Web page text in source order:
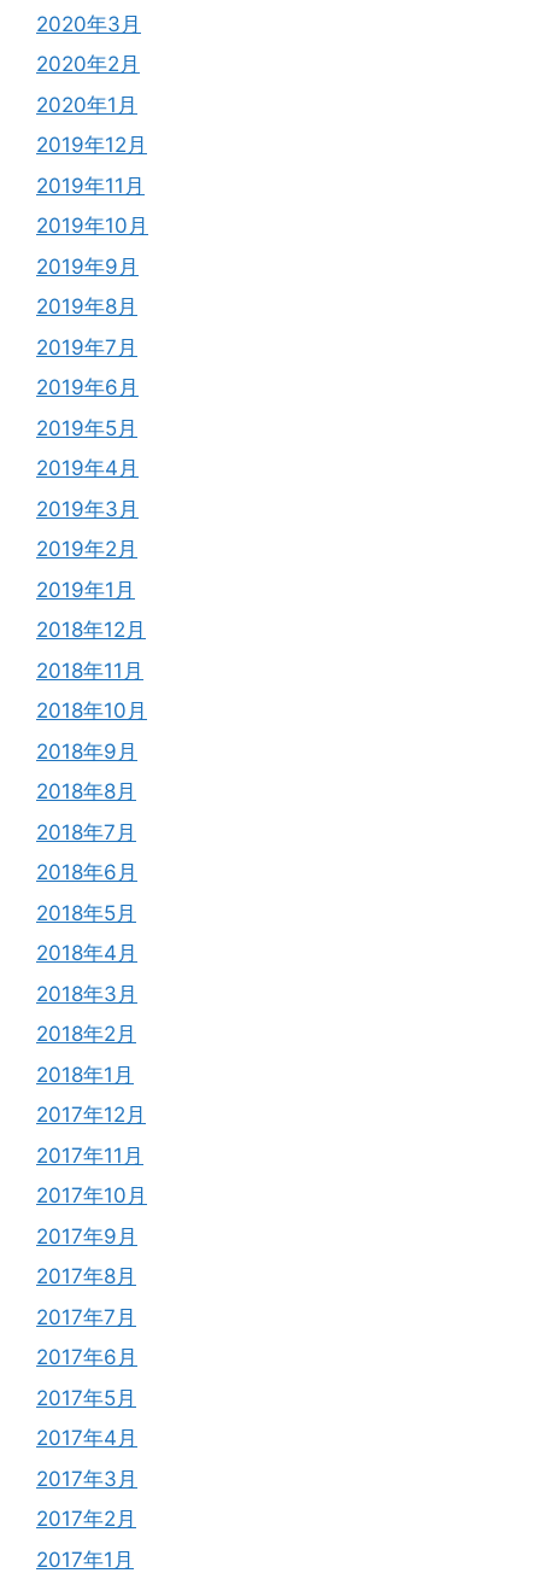
2020年3月
2020年2月
2020年1月
2019年12月
2019年11月
2019年10月
2019年9月
2019年8月
2019年7月
2019年6月
2019年5月
2019年4月
2019年3月
2019年2月
2019年1月
2018年12月
2018年11月
2018年10月
2018年9月
2018年8月
2018年7月
2018年6月
2018年5月
2018年4月
2018年3月
2018年2月
2018年1月
2017年12月
2017年11月
2017年10月
2017年9月
2017年8月
2017年7月
2017年6月
2017年5月
2017年4月
2017年3月
2017年2月
2017年1月